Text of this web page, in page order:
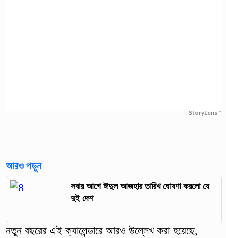
StoryLens™
আরও পড়ুন
সবার আগে ঈদুল আজহার তারিখ ঘোষণা করলো যে
দুই দেশ
নতুন বছরের এই ক্যালেন্ডারে আরও উল্লেখ করা হয়েছে,